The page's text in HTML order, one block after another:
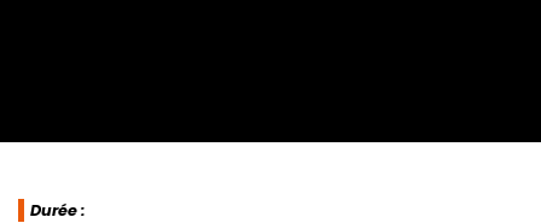
Durée :